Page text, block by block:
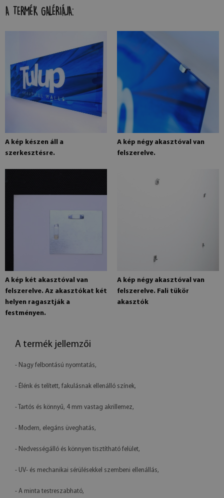
A TERMÉK GALÉRIÁJA:
A kép készen áll a
szerkesztésre.
A kép négy akasztóval van
felszerelve.
A kép két akasztóval van
felszerelve. Az akasztókat két
helyen ragasztják a
festményen.
A kép négy akasztóval van
felszerelve. Fali tükör
akasztók
A termék jellemzői
- Nagy felbontású nyomtatás,
- Élénk és telített, fakulásnak ellenálló színek,
- Tartós és könnyű, 4 mm vastag akrillemez,
- Modern, elegáns üveghatás,
- Nedvességálló és könnyen tisztítható felület,
- UV- és mechanikai sérülésekkel szembeni ellenállás,
- A minta testreszabható,